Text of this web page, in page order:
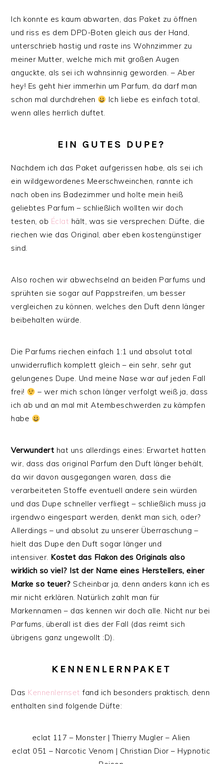
Ich konnte es kaum abwarten, das Paket zu öffnen
und riss es dem DPD-Boten gleich aus der Hand,
unterschrieb hastig und raste ins Wohnzimmer zu
meiner Mutter, welche mich mit großen Augen
anguckte, als sei ich wahnsinnig geworden. – Aber
hey! Es geht hier immerhin um Parfum, da darf man
schon mal durchdrehen
Ich liebe es einfach total,
wenn alles herrlich duftet.
EIN GUTES DUPE?
Nachdem ich das Paket aufgerissen habe, als sei ich
ein wildgewordenes Meerschweinchen, rannte ich
nach oben ins Badezimmer und holte mein heiß
geliebtes Parfum – schließlich wollten wir doch
testen, ob Éclat hält, was sie versprechen: Düfte, die
riechen wie das Original, aber eben kostengünstiger
sind.
Also rochen wir abwechselnd an beiden Parfums und
sprühten sie sogar auf Pappstreifen, um besser
vergleichen zu können, welches den Duft denn länger
beibehalten würde.
Die Parfums riechen einfach 1:1 und absolut total
unwiderruflich komplett gleich – ein sehr, sehr gut
gelungenes Dupe. Und meine Nase war auf jeden Fall
frei!
– wer mich schon länger verfolgt weiß ja, dass
ich ab und an mal mit Atembeschwerden zu kämpfen
habe
Verwundert hat uns allerdings eines: Erwartet hatten
wir, dass das original Parfum den Duft länger behält,
da wir davon ausgegangen waren, dass die
verarbeiteten Stoffe eventuell andere sein würden
und das Dupe schneller verfliegt – schließlich muss ja
irgendwo eingespart werden, denkt man sich, oder?
Allerdings – und absolut zu unserer Überraschung –
hielt das Dupe den Duft sogar länger und
intensiver. Kostet das Flakon des Originals also
wirklich so viel? Ist der Name eines Herstellers, einer
Marke so teuer? Scheinbar ja, denn anders kann ich es
mir nicht erklären. Natürlich zahlt man für
Markennamen – das kennen wir doch alle. Nicht nur bei
Parfums, überall ist dies der Fall (das reimt sich
übrigens ganz ungewollt :D).
KENNENLERNPAKET
Das Kennenlernset fand ich besonders praktisch, denn
enthalten sind folgende Düfte:
eclat 117 – Monster | Thierry Mugler – Alien
eclat 051 – Narcotic Venom | Christian Dior – Hypnotic